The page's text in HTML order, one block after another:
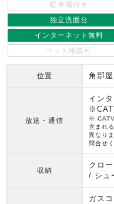
駐車場付き
独立洗面台
インターネット無料
ペット相談可
位置 角部
放送・通信
イン
※
含まれ
異なり
問合せ
収納
クロ
/ シュ
ガス